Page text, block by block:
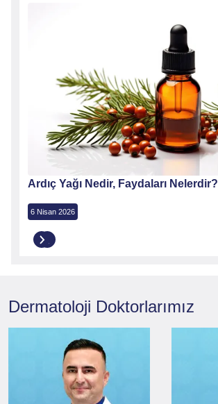
Ardıç Yağı Nedir, Faydaları Nelerdir?
6 Nisan 2026
Dermatoloji Doktorlarımız